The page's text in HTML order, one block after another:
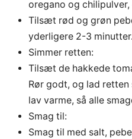
oregano og
Tilsæt rød og grøn
yderligere 2-3 minutter.
Simmer retten:
Tilsæt de hakkede
Rør godt, og lad
lav varme, så alle
Smag til:
Smag til med salt,